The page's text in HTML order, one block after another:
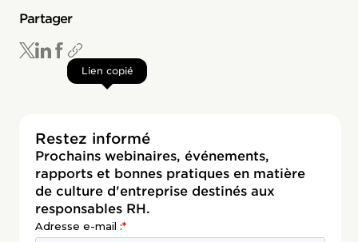
Partager
Lien copié
Restez informé
Prochains webinaires, événements,
rapports et bonnes pratiques en matière
de culture d'entreprise destinés aux
responsables RH.